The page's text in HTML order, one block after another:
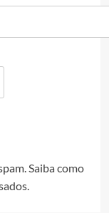
Saiba como
.